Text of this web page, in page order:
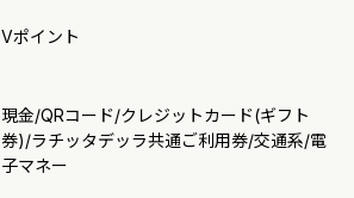
Vポイント
現金/QRコード/クレジットカード(ギフト
券)/ラチッタデッラ共通ご利用券/交通系/電
子マネー